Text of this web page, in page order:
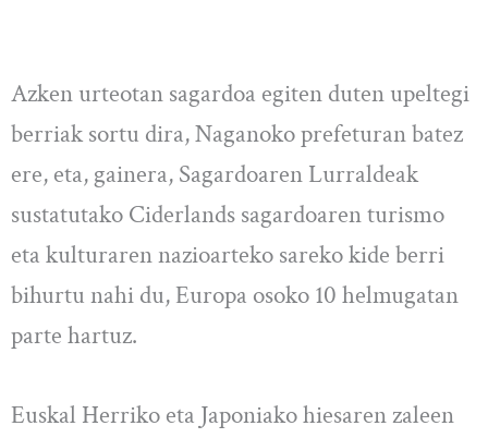
Azken urteotan sagardoa egiten duten upeltegi
berriak sortu dira, Naganoko prefeturan batez
ere, eta, gainera, Sagardoaren Lurraldeak
sustatutako Ciderlands sagardoaren turismo
eta kulturaren nazioarteko sareko kide berri
bihurtu nahi du, Europa osoko 10 helmugatan
parte hartuz.
Euskal Herriko eta Japoniako hiesaren zaleen